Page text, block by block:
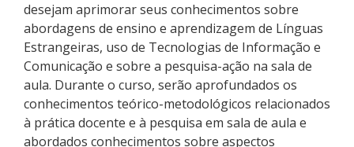
Parcerias
Processo de Inscrição
Resultados
desejam aprimorar seus conhecimentos sobre
abordagens de ensino e aprendizagem de Línguas
Estrangeiras, uso de Tecnologias de Informação e
Comunicação e sobre a pesquisa-ação na sala de
aula. Durante o curso, serão aprofundados os
conhecimentos teórico-metodológicos relacionados
à prática docente e à pesquisa em sala de aula e
abordados conhecimentos sobre aspectos